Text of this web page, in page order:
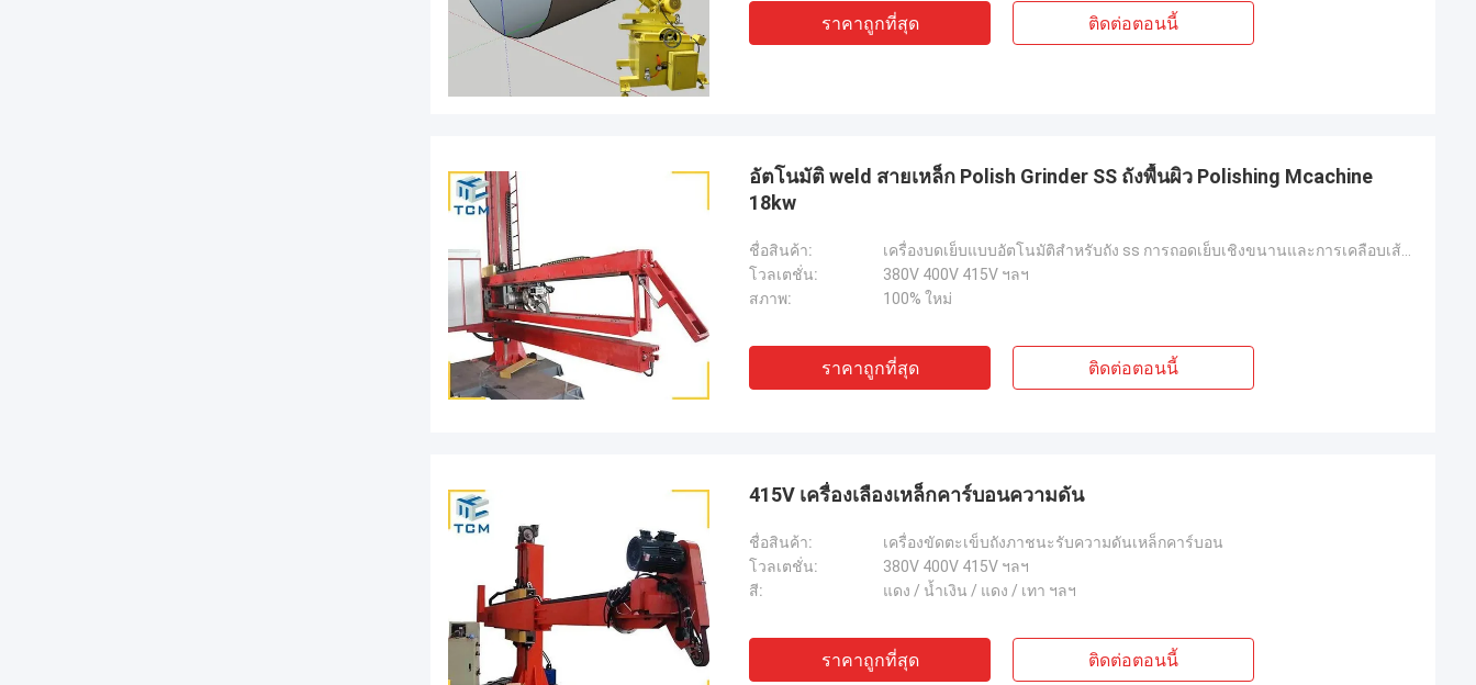
ราคาถูกที่สุด ติดต่อตอนนี้
อัตโนมัติ weld สายเหล็ก Polish Grinder SS ถังพื้นผิว Polishing Mcachine
18kw
ชื่อสินค้า:
โวลเตชั่น:
380V 400V 415V ฯลฯ
สภาพ:
100% ใหม่
ราคาถูกที่สุด ติดต่อตอนนี้
415V เครื่องเลืองเหล็กคาร์บอนความดัน
ชื่อสินค้า:
เครื่องขัดตะเข็บถังภาชนะรับความดันเหล็กคาร์บอน
โวลเตชั่น:
380V 400V 415V ฯลฯ
สี:
แดง / น้ำเงิน / แดง / เทา ฯลฯ
ราคาถูกที่สุด ติดต่อตอนนี้